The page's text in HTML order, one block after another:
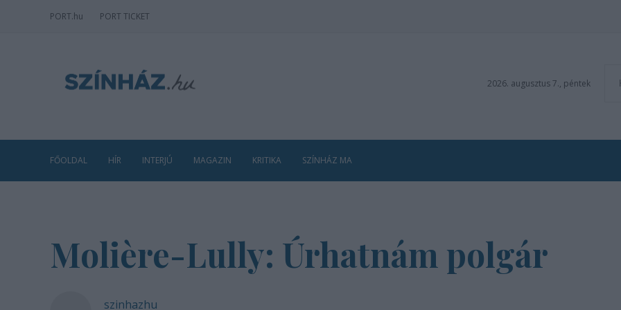
PORT.hu PORT TICKET
2026. augusztus 7., péntek
FŐOLDAL HÍR INTERJÚ MAGAZIN KRITIKA SZÍNHÁZ MA
Molière-Lully: Úrhatnám polgár
szinhazhu